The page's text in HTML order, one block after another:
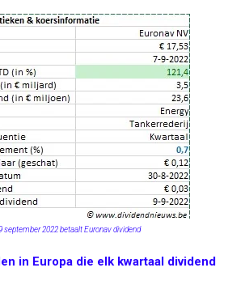
september 2022 betaalt Euronav dividend
in Europa die elk kwartaal dividend